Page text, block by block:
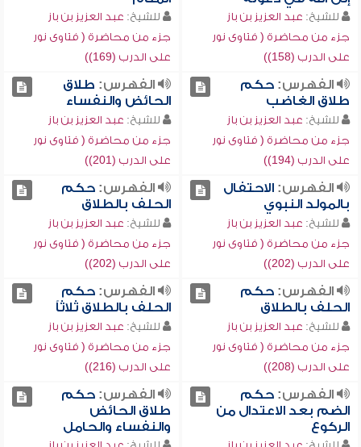
للشيخ: عبد العزيز بن باز
جزء من محاضرة ( فتاوى نور
على الدرب (158))
للشيخ: عبد العزيز بن باز
جزء من محاضرة ( فتاوى نور
على الدرب (169))
الفهرس:حكم
طلاق الغاضب
للشيخ: عبد العزيز بن باز
جزء من محاضرة ( فتاوى نور
على الدرب (194))
الفهرس: طلاق
الحائض والنفساء
للشيخ: عبد العزيز بن باز
جزء من محاضرة ( فتاوى نور
على الدرب (201))
الفهرس:الاحتفال
بالمولد النبوي
للشيخ: عبد العزيز بن باز
جزء من محاضرة ( فتاوى نور
على الدرب (202))
الفهرس:حكم
الحلف بالطلاق
للشيخ: عبد العزيز بن باز
جزء من محاضرة ( فتاوى نور
على الدرب (202))
الفهرس:حكم
الحلف بالطلاق
للشيخ: عبد العزيز بن باز
جزء من محاضرة ( فتاوى نور
على الدرب (208))
الفهرس:حكم
الحلف بالطلاق ثلاثاً
للشيخ: عبد العزيز بن باز
جزء من محاضرة ( فتاوى نور
على الدرب (216))
الفهرس:حكم
الضم بعد الاعتدال من
الركوع
الفهرس:حكم
طلاق الحائض
والنفساء والحامل